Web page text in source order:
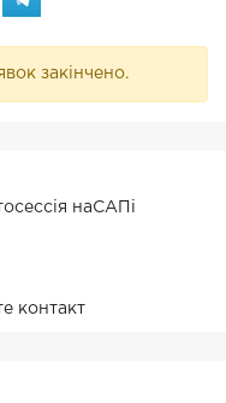
закінчено.
наСАПі
контакт